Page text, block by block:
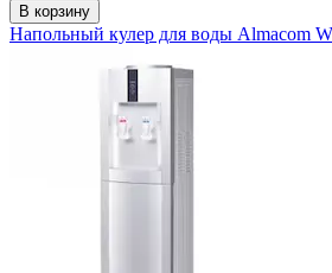
В корзину
Напольный кулер для воды Almacom